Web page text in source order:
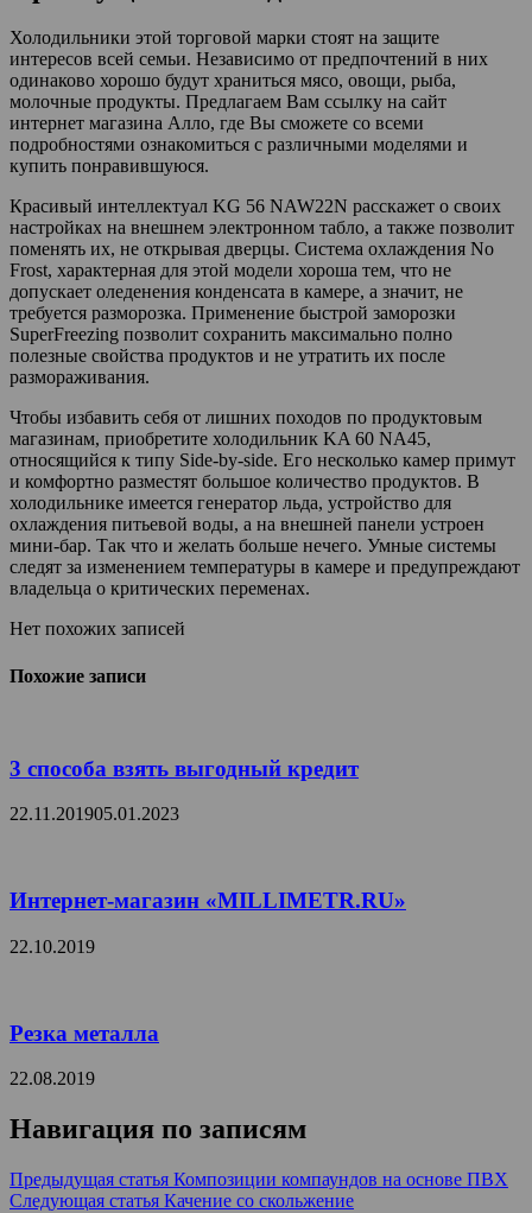
Холодильники этой торговой марки стоят на защите
интересов всей семьи. Независимо от предпочтений в них
одинаково хорошо будут храниться мясо, овощи, рыба,
молочные продукты. Предлагаем Вам ссылку на сайт
интернет магазина Алло, где Вы сможете со всеми
подробностями ознакомиться с различными моделями и
купить понравившуюся.
Красивый интеллектуал KG 56 NAW22N расскажет о своих
настройках на внешнем электронном табло, а также позволит
поменять их, не открывая дверцы. Система охлаждения No
Frost, характерная для этой модели хороша тем, что не
допускает оледенения конденсата в камере, а значит, не
требуется разморозка. Применение быстрой заморозки
SuperFreezing позволит сохранить максимально полно
полезные свойства продуктов и не утратить их после
размораживания.
Чтобы избавить себя от лишних походов по продуктовым
магазинам, приобретите холодильник KA 60 NA45,
относящийся к типу Side-by-side. Его несколько камер примут
и комфортно разместят большое количество продуктов. В
холодильнике имеется генератор льда, устройство для
охлаждения питьевой воды, а на внешней панели устроен
мини-бар. Так что и желать больше нечего. Умные системы
следят за изменением температуры в камере и предупреждают
владельца о критических переменах.
Нет похожих записей
Похожие записи
3 способа взять выгодный кредит
22.11.201905.01.2023
Интернет-магазин «MILLIMETR.RU»
22.10.2019
Резка металла
22.08.2019
Навигация по записям
Предыдущая статья Композиции компаундов на основе ПВХ
Следующая статья Качение со скольжение